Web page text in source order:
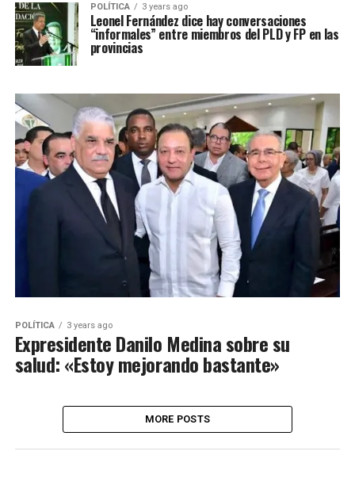
POLÍTICA 3 years ago
Leonel Fernández dice hay conversaciones
“informales” entre miembros del PLD y FP en las
provincias
POLÍTICA 3 years ago
Expresidente Danilo Medina sobre su
salud: «Estoy mejorando bastante»
MORE POSTS